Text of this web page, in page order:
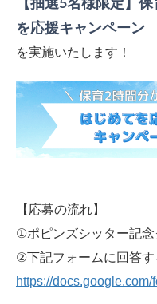
【抽選5名様限定】
を応援キャンペーン
を実施いたします！
【応募の流れ】
①ポピンズシッター記
②下記フォームに回答す
https://